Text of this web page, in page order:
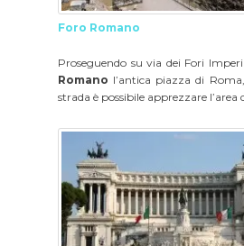
Foro Romano
Proseguendo su via dei Fori
Romano l’antica piazza di
strada è possibile apprezzare l’area